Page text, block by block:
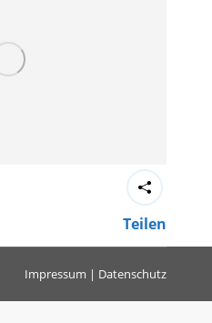
Teilen
Impressum | Datenschutz